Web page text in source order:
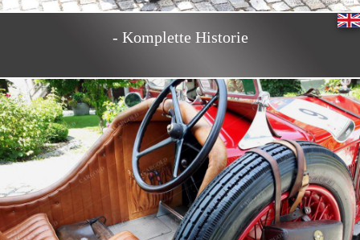
- Komplette Historie